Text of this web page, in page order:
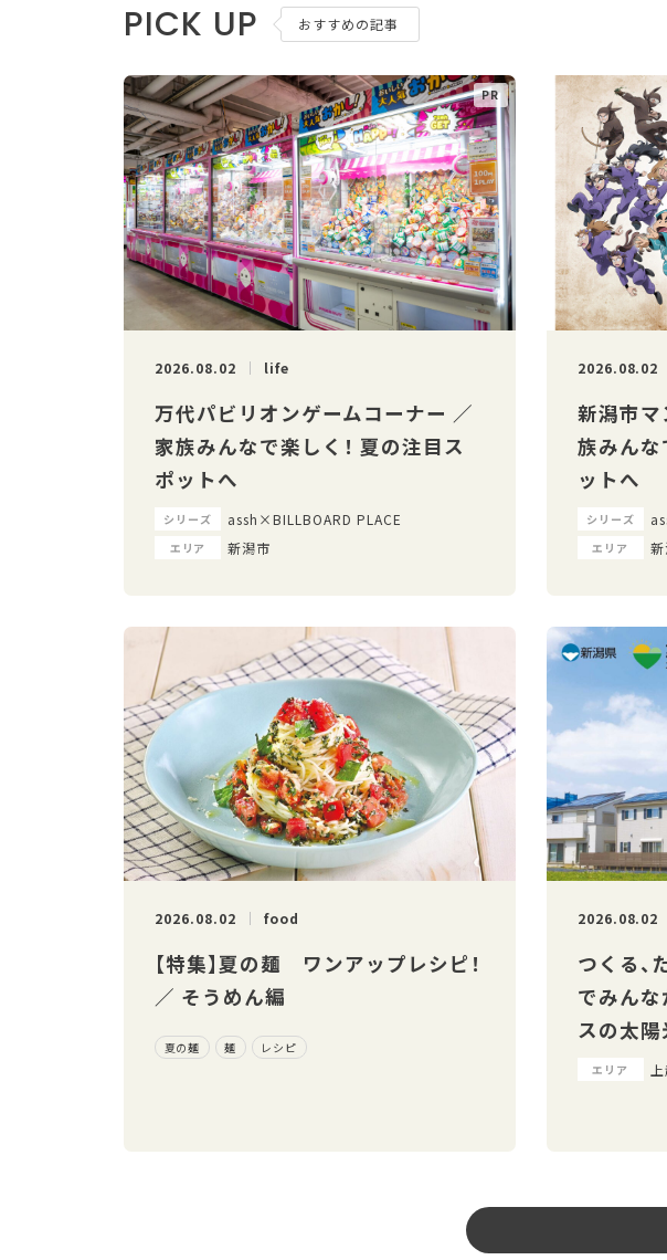
PICK UP おすすめの記事
2026.08.02 life
万代パビリオンゲームコーナー ／
家族みんなで楽しく！ 夏の注目ス
ポットへ
シリーズ assh×BILLBOARD PLACE
エリア 新潟市
2026.08.02
新潟市マ
族みんな
ットへ
シリーズ
エリア
2026.08.02 food
【特集】夏の麺 ワンアップレシピ！
／ そうめん編
夏の麺 麺 レシピ
2026.08.02
つくる、
でみん
スの太陽
エリア 上